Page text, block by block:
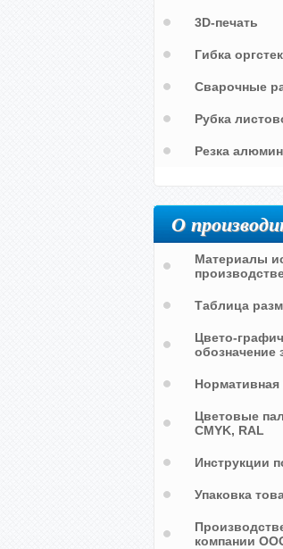
3D-печать
Гибка
Сварочные
Рубка
Резка
О
Материалы
Таблица
Цвето-
обозначение
Нормативная
Цветовые
CMYK, RAL
Инструкции
Упаковка
компании